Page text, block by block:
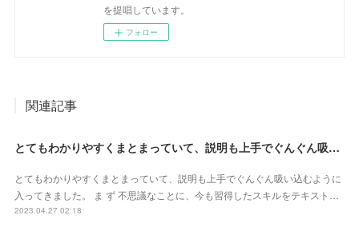
を提唱しています。
フォロー
関連記事
とてもわかりやすくまとまっていて、説明も上手でぐんぐん吸い込むように入ってきました（東京都・山田かおるさん）
とてもわかりやすくまとまっていて、説明も上手でぐんぐん吸い込むように
入ってきました。 ま ず 不思議なことに、今も習得したスキルをテキスト…
2023.04.27 02:18